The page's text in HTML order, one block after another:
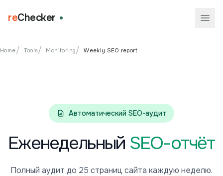
reChecker
Home/ Tools/ Monitoring/ Weekly SEO report
Автоматический SEO-аудит
Еженедельный SEO-отчёт
Полный аудит до 25 страниц сайта каждую неделю.